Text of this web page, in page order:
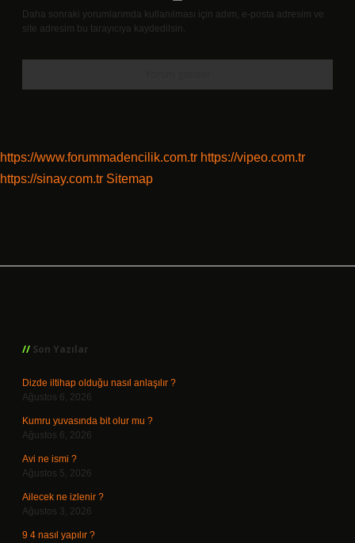
Daha sonraki yorumlarımda kullanılması için adım, e-posta adresim ve
site adresim bu tarayıcıya kaydedilsin.
https://www.forummadencilik.com.tr https://vipeo.com.tr
https://sinay.com.tr Sitemap
Son Yazılar
Dizde iltihap olduğu nasıl anlaşılır ?
Ağustos 6, 2026
Kumru yuvasında bit olur mu ?
Ağustos 6, 2026
Avi ne ismi ?
Ağustos 5, 2026
Ailecek ne izlenir ?
Ağustos 3, 2026
9 4 nasıl yapılır ?